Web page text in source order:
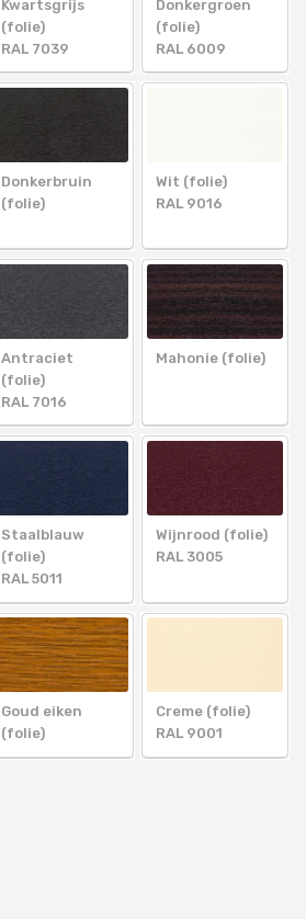
Kwartsgrijs
(folie)
RAL 7039
Donkergroen
(folie)
RAL 6009
Donkerbruin
(folie)
Wit (folie)
RAL 9016
Antraciet
(folie)
RAL 7016
Mahonie (folie)
Staalblauw
(folie)
RAL 5011
Wijnrood (folie)
RAL 3005
Goud eiken
(folie)
Creme (folie)
RAL 9001